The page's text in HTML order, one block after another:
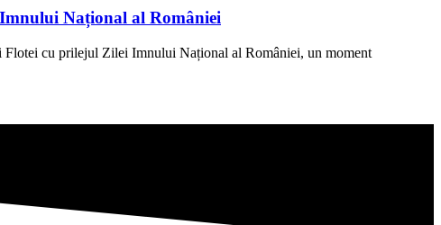
Național al României
Flotei cu prilejul Zilei Imnului Național al României, un moment